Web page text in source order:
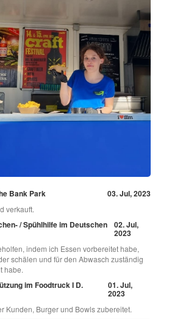
Bank Park 03. Jul, 2023
verkauft.
/ Spühlhilfe im Deutschen 02. Jul,
2023
indem ich Essen vorbereitet habe,
schälen und für den Abwasch zuständig
habe.
im Foodtruck I D. 01. Jul,
2023
Kunden, Burger und Bowls zubereitet.